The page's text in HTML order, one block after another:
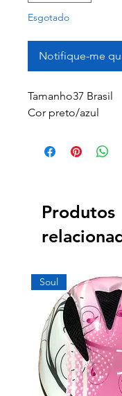
Esgotado
Notifique-me
Tamanho37 Brasil
Cor preto/azul
Produtos
Soul